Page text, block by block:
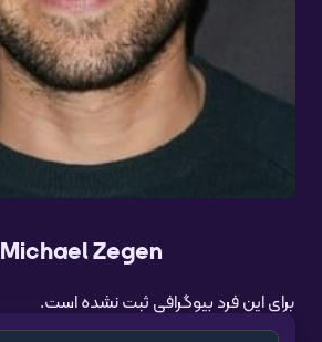
Michael Zegen
برای این فرد بیوگرافی ثبت نشده است.